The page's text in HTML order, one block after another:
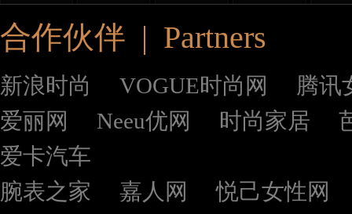
合作伙伴 | Partners
新浪时尚 VOGUE时尚网
腾讯
爱丽网
Neeu优网 时尚家居
爱卡汽车
腕表之家
嘉人网 悦己女性网